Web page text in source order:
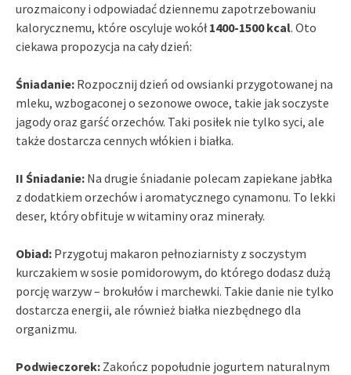
urozmaicony i odpowiadać dziennemu zapotrzebowaniu
kalorycznemu, które oscyluje wokół1400-1500 kcal. Oto
ciekawa propozycja na cały dzień:
Śniadanie: Rozpocznij dzień od owsianki przygotowanej na
mleku, wzbogaconej o sezonowe owoce, takie jak soczyste
jagody oraz garść orzechów. Taki posiłek nie tylko syci, ale
także dostarcza cennych włókien i białka.
II Śniadanie: Na drugie śniadanie polecam zapiekane jabłka
z dodatkiem orzechów i aromatycznego cynamonu. To lekki
deser, który obfituje w witaminy oraz minerały.
Obiad: Przygotuj makaron pełnoziarnisty z soczystym
kurczakiem w sosie pomidorowym, do którego dodasz dużą
porcję warzyw – brokułów i marchewki. Takie danie nie tylko
dostarcza energii, ale również białka niezbędnego dla
organizmu.
Podwieczorek: Zakończ popołudnie jogurtem naturalnym